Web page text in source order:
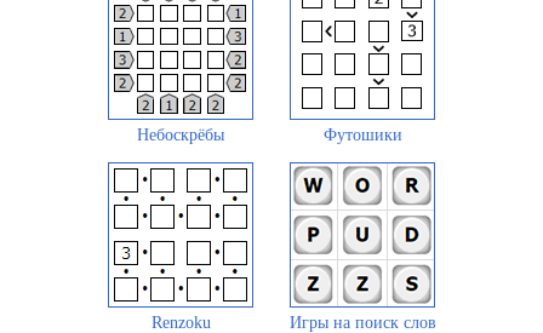
Небоскрёбы Футошики
Renzoku Игры на поиск слов